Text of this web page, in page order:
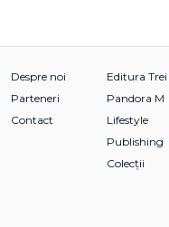
Despre noi
Parteneri
Contact
Editura Trei
Pandora M
Lifestyle
Publishing
Colecții